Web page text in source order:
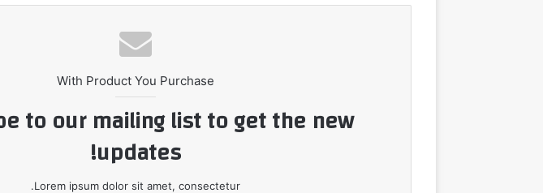
With Product You Purchase
to our mailing list to get the new
updates!
Lorem ipsum dolor sit amet, consectetur.